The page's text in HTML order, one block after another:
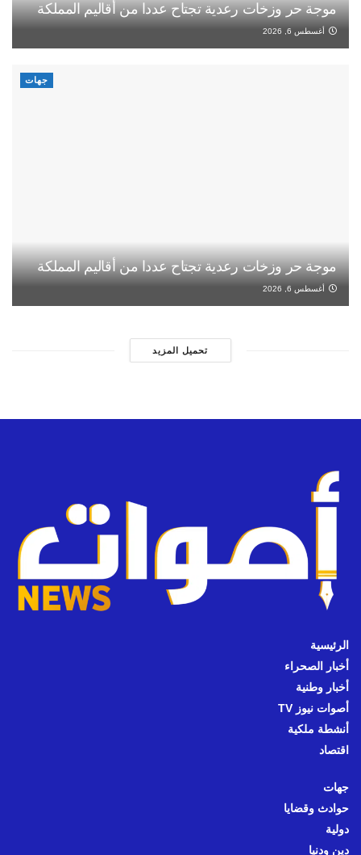
موجة حر وزخات رعدية تجتاح عددا من أقاليم المملكة
أغسطس 6, 2026
جهات
موجة حر وزخات رعدية تجتاح عددا من أقاليم المملكة
أغسطس 6, 2026
تحميل المزيد
الرئيسية
أخبار الصحراء
أخبار وطنية
أصوات نيوز TV
أنشطة ملكية
اقتصاد
جهات
حوادث وقضايا
دولية
دين ودنيا